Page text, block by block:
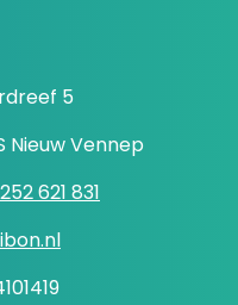
5
Nieuw Vennep
621 831